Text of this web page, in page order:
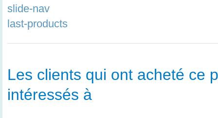
slide-nav
last-products
Les clients qui ont acheté ce
intéressés à